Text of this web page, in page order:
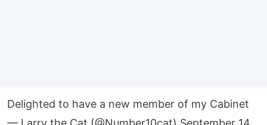
Delighted to have a new member of my Cabinet